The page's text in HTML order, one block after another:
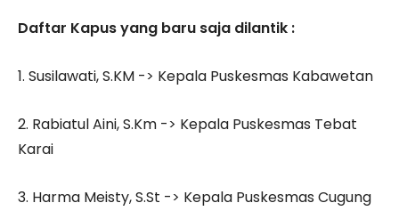
Daftar Kapus yang baru saja dilantik :
1. Susilawati, S.KM -> Kepala Puskesmas Kabawetan
2. Rabiatul Aini, S.Km -> Kepala Puskesmas Tebat
Karai
3. Harma Meisty, S.St -> Kepala Puskesmas Cugung